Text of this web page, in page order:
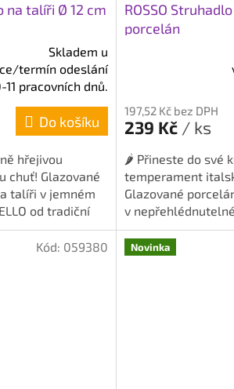
na talíři Ø 12 cm
Skladem u
termín odeslání
11 pracovních dnů.
Do košíku
hřejivou
chuť! Glazované
talíři v jemném
od tradiční
ROSSO
porcelán
produktu
je
z
5
hvězdiček.
197,52 Kč bez DPH
239 Kč / ks
🌶️ Přineste do své
temperament
Glazované
v
ROSSO od tradiční
Kód: 059380 Novinka